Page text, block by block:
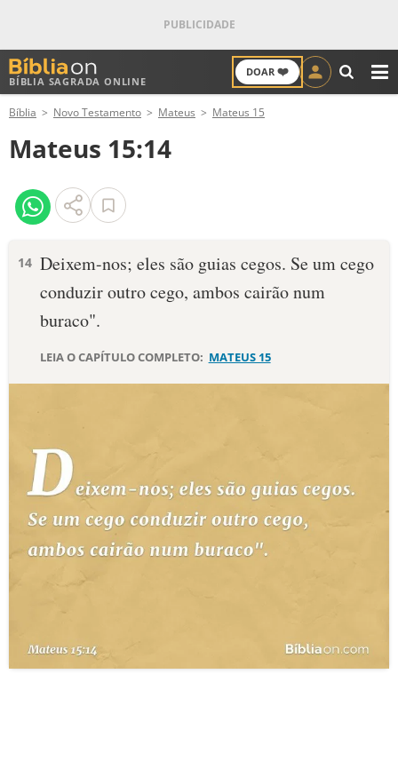
BÍBLIA SAGRADA ONLINE
DOAR ❤️
ANTIGO TESTAMENTO
NOVO TESTAMENTO
VERSÍCULOS
PALAVRA DO DIA
DEVOCIONAL DIÁRIO
ESTUDOS BÍBLICOS
ESBOÇOS DE PREGAÇÃO
PERGUNTE À BÍBLIA
TERMO BÍBLICO
Bíblia Novo Testamento Mateus Mateus 15
Mateus 15:14
14 Deixem-nos; eles são guias cegos. Se um cego
conduzir outro cego, ambos cairão num
buraco".
LEIA O CAPÍTULO COMPLETO: MATEUS 15